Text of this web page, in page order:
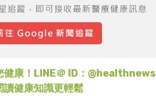
健康！LINE＠ ID：@healthnews
讀健康知識更輕鬆